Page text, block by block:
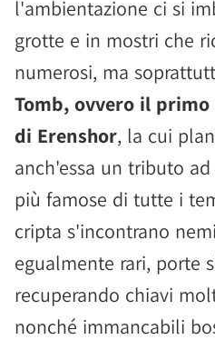
l'ambientazione ci si
grotte e in mostri che
numerosi, ma
Tomb, ovvero il
di Erenshor, la cui
anch'essa un tributo
più famose di tutte i
cripta s'incontrano
egualmente rari, porte
recuperando chiavi
nonché immancabili